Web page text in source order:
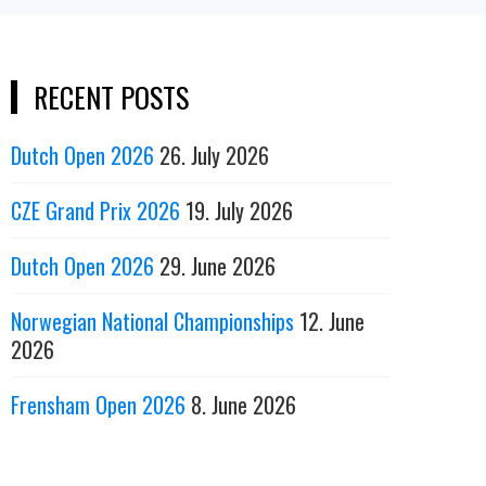
RECENT POSTS
Dutch Open 2026 26. July 2026
CZE Grand Prix 2026 19. July 2026
Dutch Open 2026 29. June 2026
Norwegian National Championships 12. June
2026
Frensham Open 2026 8. June 2026